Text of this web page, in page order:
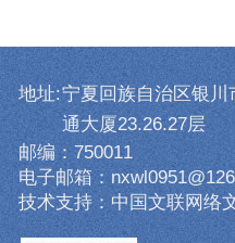
地址:宁夏回族自治区银
通大厦23.26.27层
邮编：750011
电子邮箱：
技术支持：中国文联网络